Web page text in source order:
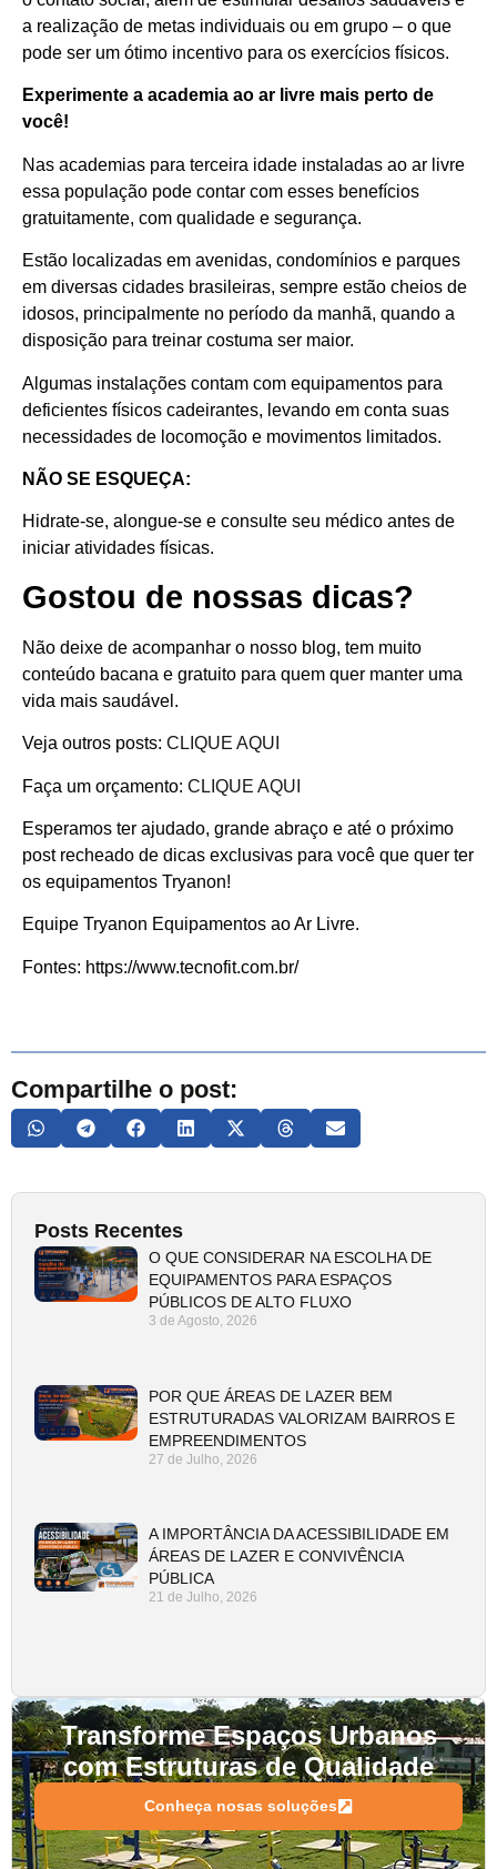
a realização de metas individuais ou em grupo – o que
pode ser um ótimo incentivo para os exercícios físicos.
Experimente a academia ao ar livre mais perto de
você!
Nas academias para terceira idade instaladas ao ar livre
essa população pode contar com esses benefícios
gratuitamente, com qualidade e segurança.
Estão localizadas em avenidas, condomínios e parques
em diversas cidades brasileiras, sempre estão cheios de
idosos, principalmente no período da manhã, quando a
disposição para treinar costuma ser maior.
Algumas instalações contam com equipamentos para
deficientes físicos cadeirantes, levando em conta suas
necessidades de locomoção e movimentos limitados.
NÃO SE ESQUEÇA:
Hidrate-se, alongue-se e consulte seu médico antes de
iniciar atividades físicas.
Gostou de nossas dicas?
Não deixe de acompanhar o nosso blog, tem muito
conteúdo bacana e gratuito para quem quer manter uma
vida mais saudável.
Veja outros posts: CLIQUE AQUI
Faça um orçamento: CLIQUE AQUI
Esperamos ter ajudado, grande abraço e até o próximo
post recheado de dicas exclusivas para você que quer ter
os equipamentos Tryanon!
Equipe Tryanon Equipamentos ao Ar Livre.
Fontes: https://www.tecnofit.com.br/
Compartilhe o post:
Posts Recentes
O QUE CONSIDERAR NA ESCOLHA DE
EQUIPAMENTOS PARA ESPAÇOS
PÚBLICOS DE ALTO FLUXO
3 de Agosto, 2026
POR QUE ÁREAS DE LAZER BEM
ESTRUTURADAS VALORIZAM BAIRROS E
EMPREENDIMENTOS
27 de Julho, 2026
A IMPORTÂNCIA DA ACESSIBILIDADE EM
ÁREAS DE LAZER E CONVIVÊNCIA
PÚBLICA
21 de Julho, 2026
Transforme Espaços Urbanos
com Estruturas de Qualidade
Conheça nosas soluções